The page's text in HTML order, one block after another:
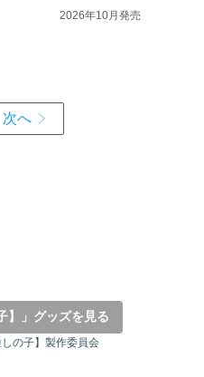
2026年10月発売
】」グッズを見る
の子】製作委員会